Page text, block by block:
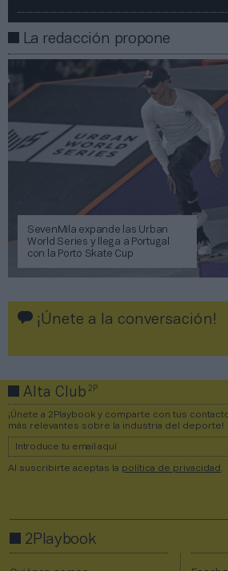
La redacción propone
SevenMila expande las Urban
World Series y llega a Portugal
con la Porto Skate Cup
¡Únete a la conversación!
Alta Club2P
¡Únete a 2Playbook y comparte con tus
más relevantes sobre la industria del deporte!
Al suscribirte aceptas la política de privacidad
2Playbook